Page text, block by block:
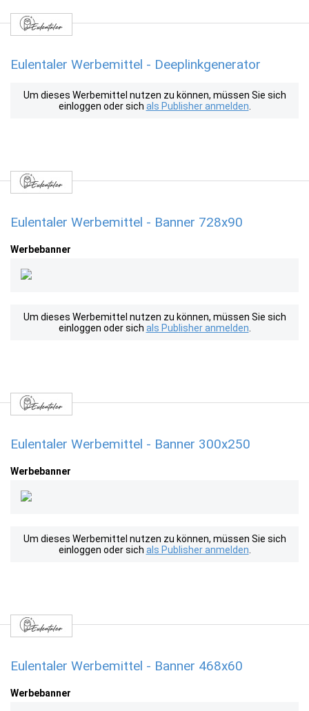
Eulentaler Werbemittel - Deeplinkgenerator
Um dieses Werbemittel nutzen zu können, müssen Sie sich
einloggen oder sich als Publisher anmelden
Eulentaler Werbemittel - Banner 728x90
Werbebanner
Um dieses Werbemittel nutzen zu können, müssen Sie sich
einloggen oder sich als Publisher anmelden
Eulentaler Werbemittel - Banner 300x250
Werbebanner
Um dieses Werbemittel nutzen zu können, müssen Sie sich
einloggen oder sich als Publisher anmelden
Eulentaler Werbemittel - Banner 468x60
Werbebanner